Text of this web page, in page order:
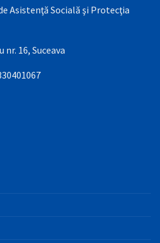
Asistenţă Socială şi Protecţia
nr. 16, Suceava